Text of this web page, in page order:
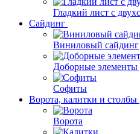
Гладкий лист с
Сайдинг
Виниловый сайдинг
Доборные элементы
Софиты
Ворота, калитки и столбы
Ворота